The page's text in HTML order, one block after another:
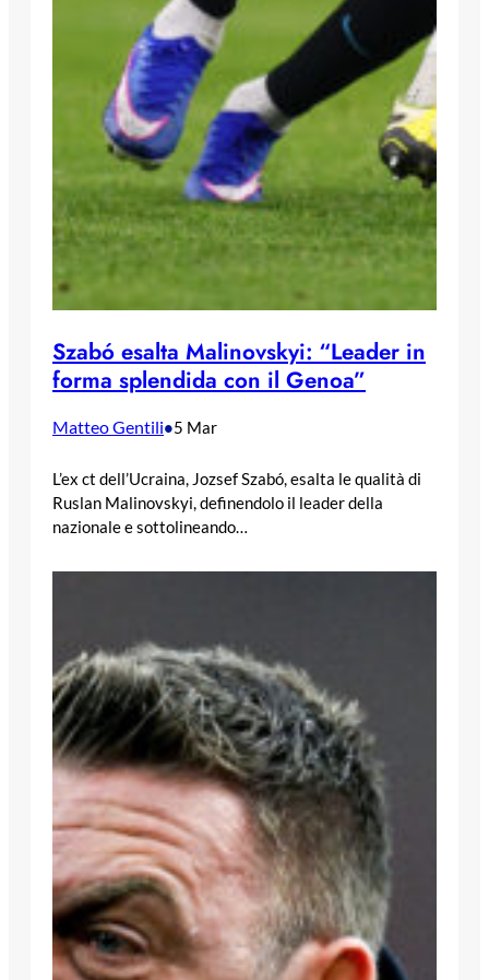
Szabó esalta Malinovskyi: “Leader in
forma splendida con il Genoa”
Matteo Gentili•5 Mar
L’ex ct dell’Ucraina, Jozsef Szabó, esalta le qualità di
Ruslan Malinovskyi, definendolo il leader della
nazionale e sottolineando…